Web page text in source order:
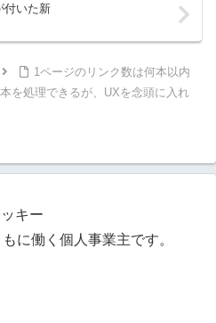
付いた新
1ページのリンク数は何本以内
を処理できるが、UXを念頭に入れ
に働く個人事業主です。